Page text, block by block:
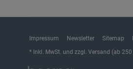
Impressum Newsletter Sitemap
* Inkl. MwSt. und zzgl. Versand (ab